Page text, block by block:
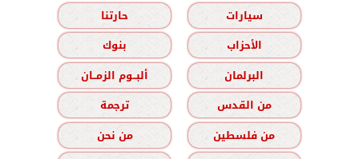
سيارات
حارتنا
الأحزاب
بنوك
البرلمان
ألبــوم الزمــان
من القدس
ترجمة
من فلسطين
من نحن